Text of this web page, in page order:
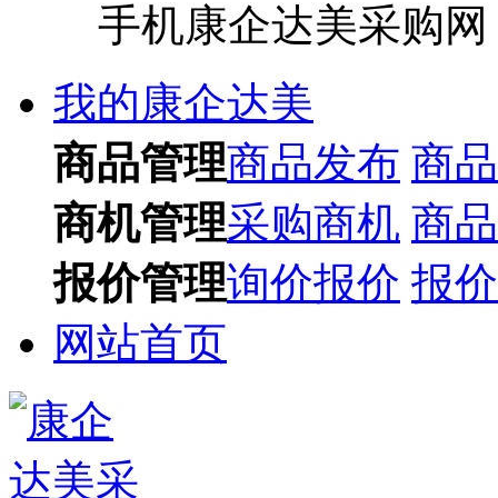
手机康企达美采购网
我的康企达美
商品管理商品发布 商
商机管理采购商机 商
报价管理询价报价 报
网站首页